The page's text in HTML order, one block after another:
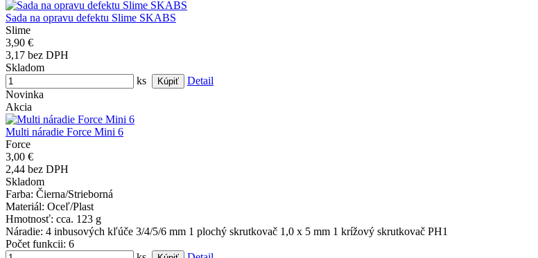
Sada na opravu defektu Slime SKABS
Slime
3,90 €
3,17 bez DPH
Skladom
ks
Detail
Novinka
Akcia
Multi náradie Force Mini 6
Force
3,00 €
2,44 bez DPH
Skladom
Farba: Čierna/Strieborná
Materiál: Oceľ/Plast
Hmotnosť: cca. 123 g
Náradie: 4 inbusových kľúče 3/4/5/6 mm 1 plochý skrutkovač 1,0 x 5 mm 1 krížový skrutkovač PH1
Počet funkcii: 6